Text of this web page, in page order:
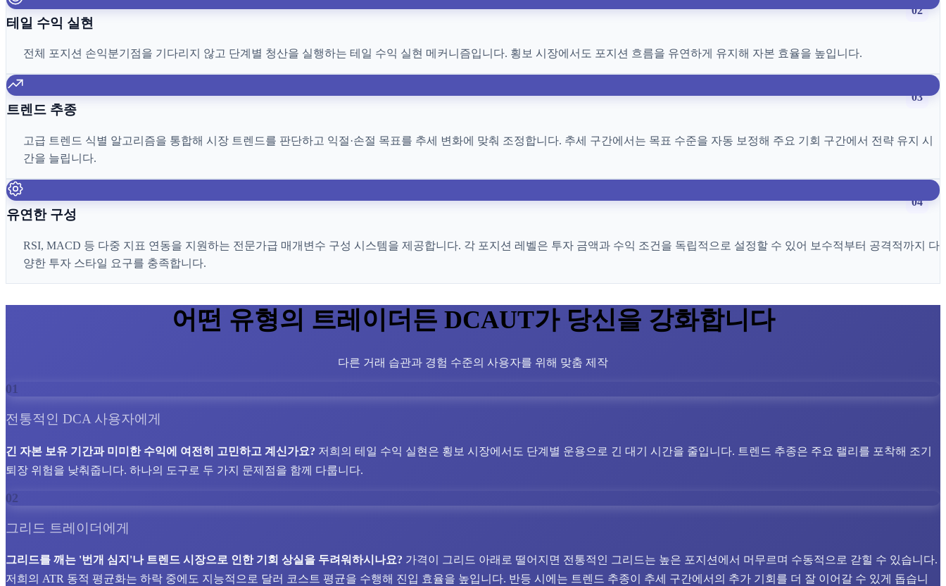
02
테일 수익 실현
전체 포지션 손익분기점을 기다리지 않고 단계별 청산을 실행하는 테일 수익 실현 메커니즘입니다. 횡보 시장에서도 포지션 흐름을 유연하게 유지해 자본 효율을 높입니다.
03
트렌드 추종
고급 트렌드 식별 알고리즘을 통합해 시장 트렌드를 판단하고 익절·손절 목표를 추세 변화에 맞춰 조정합니다. 추세 구간에서는 목표 수준을 자동 보정해 주요 기회 구간에서 전략 유지 시
간을 늘립니다.
04
유연한 구성
RSI, MACD 등 다중 지표 연동을 지원하는 전문가급 매개변수 구성 시스템을 제공합니다. 각 포지션 레벨은 투자 금액과 수익 조건을 독립적으로 설정할 수 있어 보수적부터 공격적까지 다
양한 투자 스타일 요구를 충족합니다.
어떤 유형의 트레이더든 DCAUT가 당신을 강화합니다
다른 거래 습관과 경험 수준의 사용자를 위해 맞춤 제작
01
전통적인 DCA 사용자에게
긴 자본 보유 기간과 미미한 수익에 여전히 고민하고 계신가요? 저희의 테일 수익 실현은 횡보 시장에서도 단계별 운용으로 긴 대기 시간을 줄입니다. 트렌드 추종은 주요 랠리를 포착해 조기
퇴장 위험을 낮춰줍니다. 하나의 도구로 두 가지 문제점을 함께 다룹니다.
02
그리드 트레이더에게
그리드를 깨는 '번개 심지'나 트렌드 시장으로 인한 기회 상실을 두려워하시나요? 가격이 그리드 아래로 떨어지면 전통적인 그리드는 높은 포지션에서 머무르며 수동적으로 갇힐 수 있습니다.
저희의 ATR 동적 평균화는 하락 중에도 지능적으로 달러 코스트 평균을 수행해 진입 효율을 높입니다. 반등 시에는 트렌드 추종이 추세 구간에서의 추가 기회를 더 잘 이어갈 수 있게 돕습니